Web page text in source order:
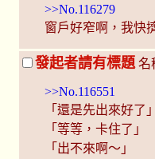
>>No.116279
窗戶好窄啊，我快
發起者請有標題名
>>No.116551
「還是先出來好了」
「等等，卡住了」
「出不來啊～」